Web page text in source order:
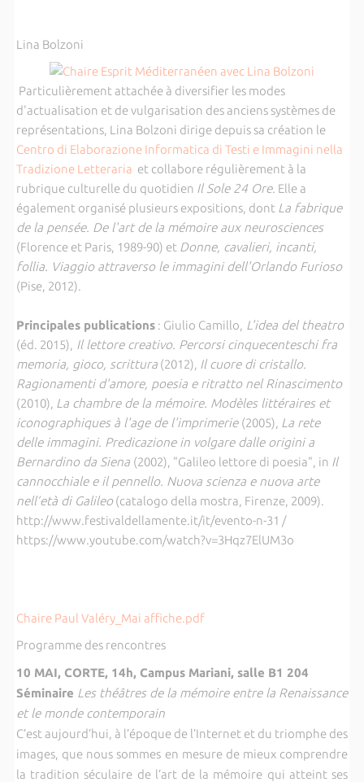
Lina Bolzoni
Particulièrement attachée à diversifier les modes
d'actualisation et de vulgarisation des anciens systèmes de
représentations, Lina Bolzoni dirige depuis sa création le
Centro di Elaborazione Informatica di Testi e Immagini nella
Tradizione Letteraria et collabore régulièrement à la
rubrique culturelle du quotidien Il Sole 24 Ore. Elle a
également organisé plusieurs expositions, dont La fabrique
de la pensée. De l'art de la mémoire aux neurosciences
(Florence et Paris, 1989-90) et Donne, cavalieri, incanti,
follia. Viaggio attraverso le immagini dell'Orlando Furioso
(Pise, 2012).
Principales publications: Giulio Camillo, L'idea del theatro
(éd. 2015), Il lettore creativo. Percorsi cinquecenteschi fra
memoria, gioco, scrittura(2012), Il cuore di cristallo.
Ragionamenti d'amore, poesia e ritratto nel Rinascimento
(2010), La chambre de la mémoire. Modèles littéraires et
iconographiques à l'age de l'imprimerie (2005), La rete
delle immagini. Predicazione in volgare dalle origini a
Bernardino da Siena (2002), "Galileo lettore di poesia", in Il
cannocchiale e il pennello. Nuova scienza e nuova arte
nell’età di Galileo(catalogo della mostra, Firenze, 2009).
http://www.festivaldellamente.it/it/evento-n-31 /
https://www.youtube.com/watch?v=3Hqz7ElUM3o
Chaire Paul Valéry_Mai affiche.pdf
Programme des rencontres
10 MAI, CORTE, 14h, Campus Mariani, salle B1 204
Séminaire Les théâtres de la mémoire entre la Renaissance
et le monde contemporain
C’est aujourd’hui, à l’époque de l’Internet et du triomphe des
images, que nous sommes en mesure de mieux comprendre
la tradition séculaire de l’art de la mémoire qui atteint ses